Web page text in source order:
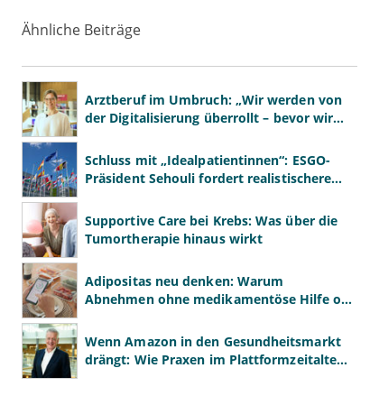
Ähnliche Beiträge
Arztberuf im Umbruch: „Wir werden von
der Digitalisierung überrollt – bevor wir
Schluss mit „Idealpatientinnen“: ESGO-
Präsident Sehouli fordert realistischere
Supportive Care bei Krebs: Was über die
Tumortherapie hinaus wirkt
Adipositas neu denken: Warum
Abnehmen ohne medikamentöse Hilfe oft
Wenn Amazon in den Gesundheitsmarkt
drängt: Wie Praxen im Plattformzeitalter